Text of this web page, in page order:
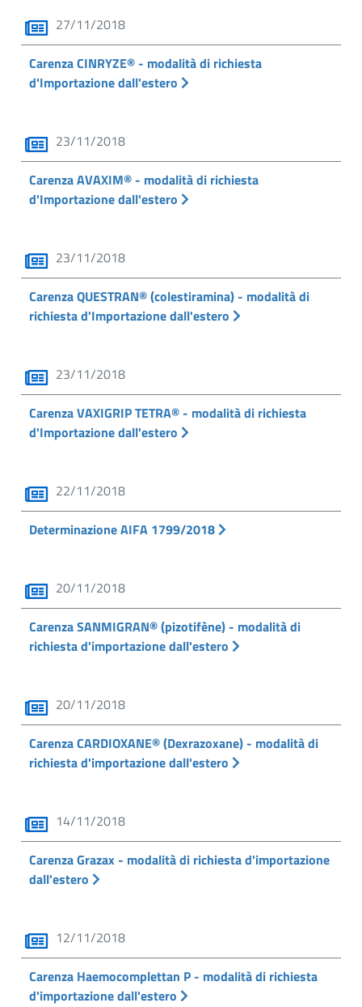
27/11/2018
Carenza CINRYZE® - modalità di richiesta
d'Importazione dall'estero
23/11/2018
Carenza AVAXIM® - modalità di richiesta
d'Importazione dall'estero
23/11/2018
Carenza QUESTRAN® (colestiramina) - modalità di
richiesta d'Importazione dall'estero
23/11/2018
Carenza VAXIGRIP TETRA® - modalità di richiesta
d'Importazione dall'estero
22/11/2018
Determinazione AIFA 1799/2018
20/11/2018
Carenza SANMIGRAN® (pizotifène) - modalità di
richiesta d'importazione dall'estero
20/11/2018
Carenza CARDIOXANE® (Dexrazoxane) - modalità di
richiesta d'importazione dall'estero
14/11/2018
Carenza Grazax - modalità di richiesta d'importazione
dall'estero
12/11/2018
Carenza Haemocomplettan P - modalità di richiesta
d'importazione dall'estero